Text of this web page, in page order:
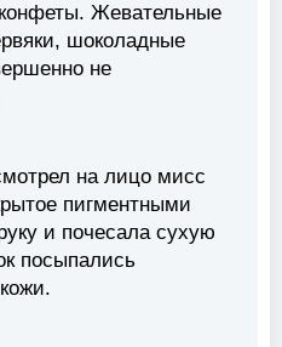
Жевательные
шоколадные
не
на лицо мисс
пигментными
и почесала сухую
посыпались